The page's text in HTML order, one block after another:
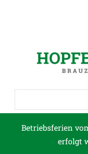
Betriebsferien
erfolgt